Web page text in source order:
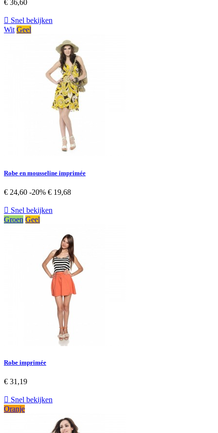
€ 36,60
 Snel bekijken
Wit Geel
Robe en mousseline imprimée
€ 24,60 -20% € 19,68
 Snel bekijken
Groen Geel
Robe imprimée
€ 31,19
 Snel bekijken
Oranje